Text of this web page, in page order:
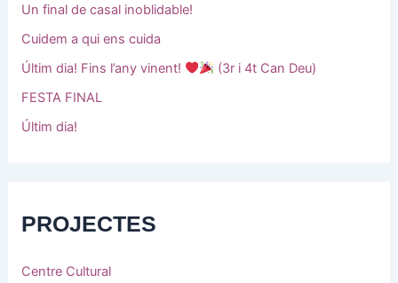
Un final de casal inoblidable!
Cuidem a qui ens cuida
Últim dia! Fins l’any vinent!
(3r i 4t Can Deu)
FESTA FINAL
Últim dia!
PROJECTES
Centre Cultural